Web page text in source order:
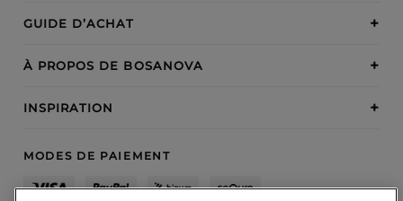
GUIDE D’ACHAT
À PROPOS DE BOSANOVA
INSPIRATION
MODES DE PAIEMENT